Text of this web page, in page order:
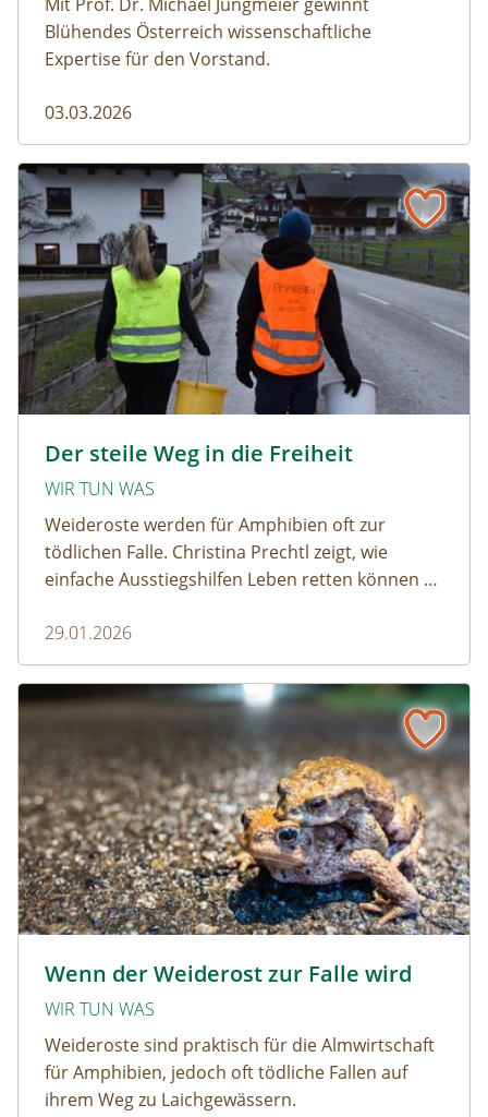
Blühendes Österreich wissenschaftliche
Expertise für den Vorstand.
03.03.2026
Der steile Weg in die Freiheit
WIR TUN WAS
Weideroste werden für Amphibien oft zur
tödlichen Falle. Christina Prechtl zeigt, wie
einfache Ausstiegshilfen Leben retten können –
Aufwand.
29.01.2026
Der steile Weg in die Freiheit
Wenn der Weiderost zur Falle wird
WIR TUN WAS
Weideroste sind praktisch für die Almwirtschaft
für Amphibien, jedoch oft tödliche Fallen auf
ihrem Weg zu Laichgewässern.
Wenn der Weiderost zur Falle wird